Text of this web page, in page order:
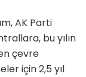
AK Parti
bu yılın
çevre
için 2,5 yıl